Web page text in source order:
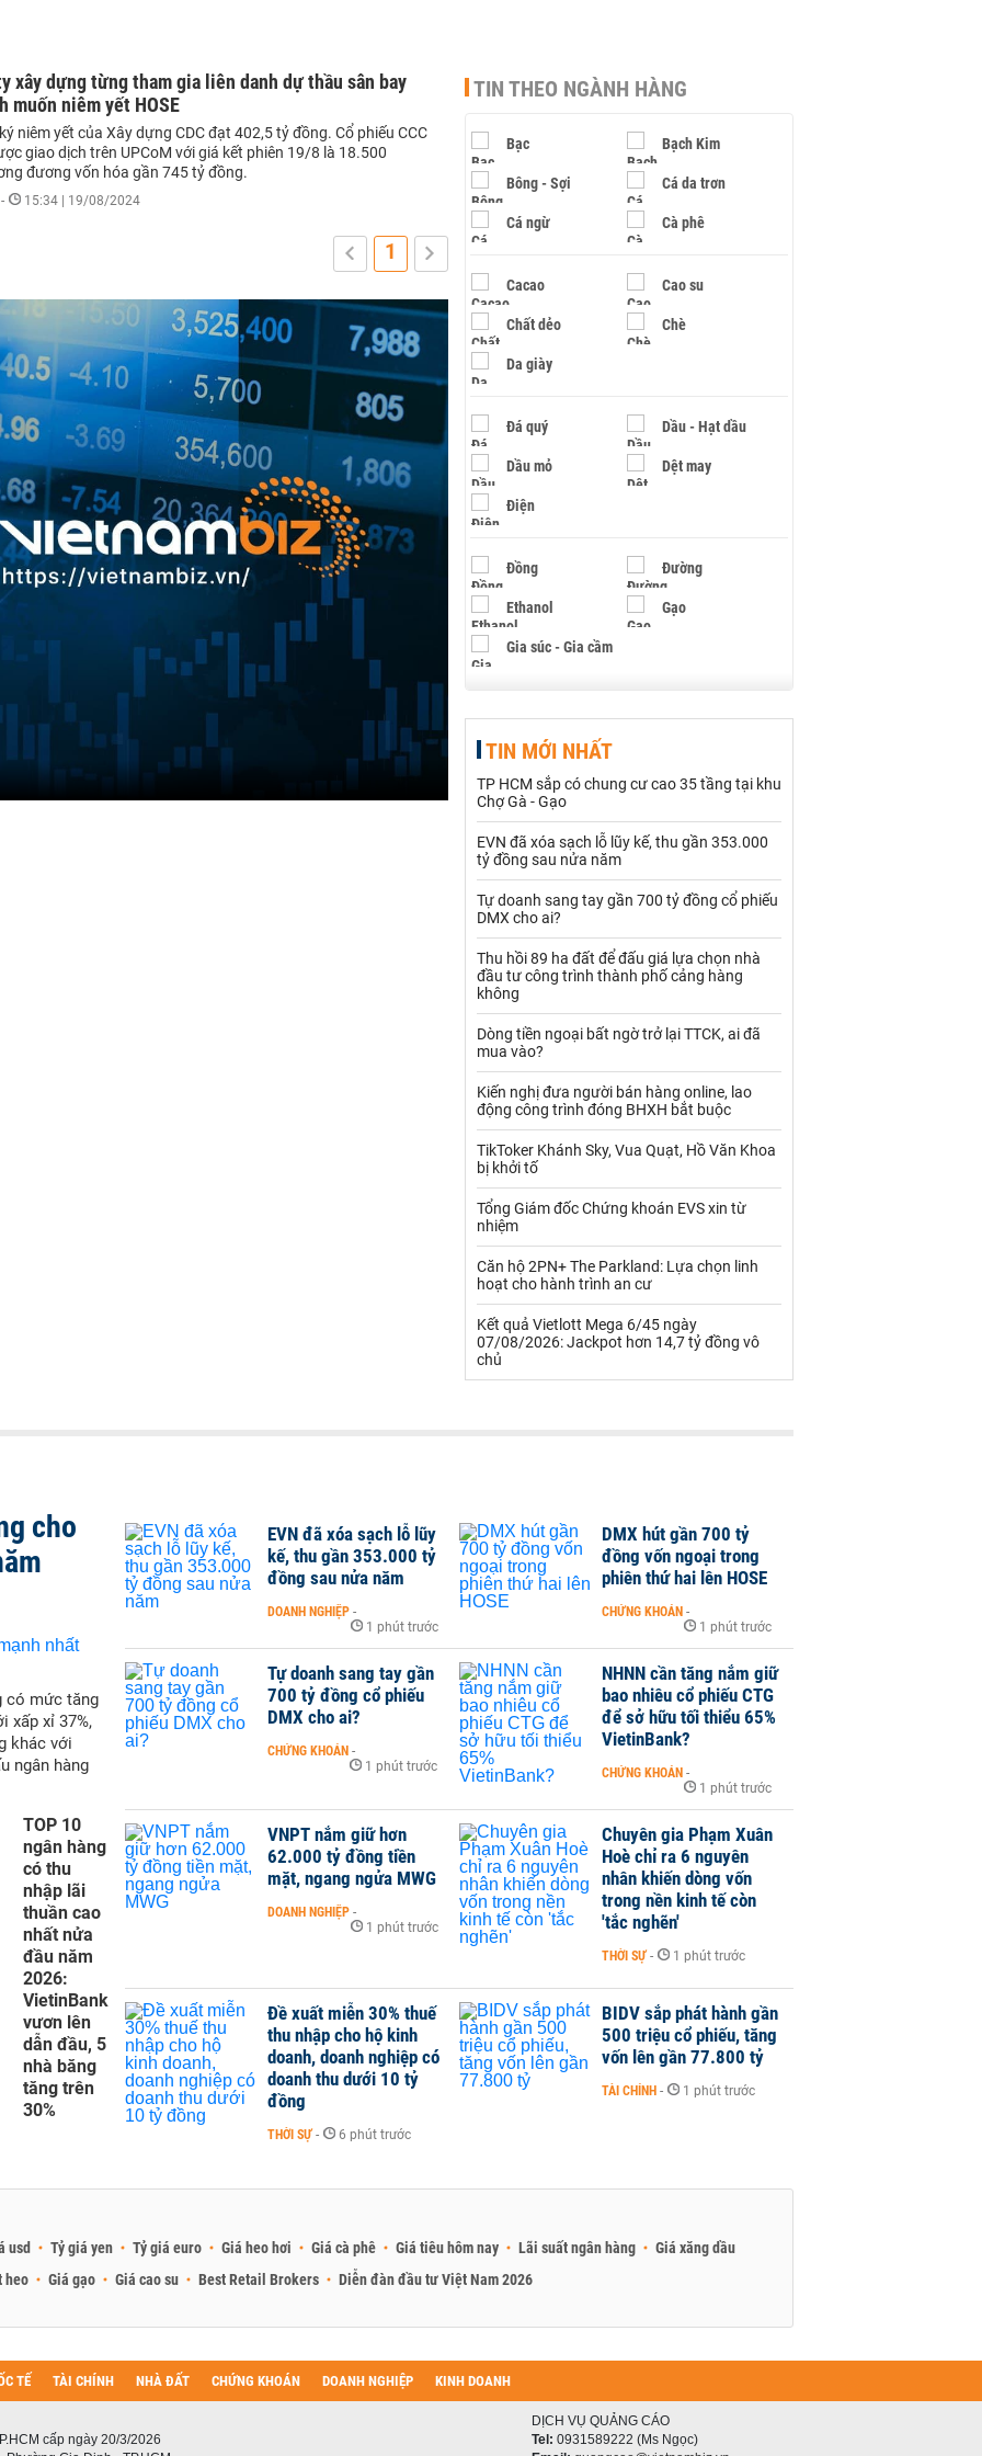
xây dựng từng tham gia liên danh dự thầu sân bay
muốn niêm yết HOSE
niêm yết của Xây dựng CDC đạt 402,5 tỷ đồng. Cổ phiếu CCC
giao dịch trên UPCoM với giá kết phiên 19/8 là 18.500
đương vốn hóa gần 745 tỷ đồng.
- 15:34 | 19/08/2024
1
TIN THEO NGÀNH HÀNG
Bạc Bạch Kim
Bông - Sợi Cá da trơn
Cá ngừ Cà phê
Cacao Cao su
Chất dẻo Chè
Da giày
Đá quý Dầu - Hạt dầu
Dầu mỏ Dệt may
Điện
Đồng Đường
Ethanol Gạo
Gia súc - Gia cầm
Hạt điều
Khí đốt
Kim loại khác Mắc ca
Muối Ngũ cốc
Palladium
Rau - Củ -Quả Sắt thép
Sữa
Than Thức ăn chăn nuôi
Thủy hải sản khác
Vàng
VLXD khác Xăng dầu
Xi măng - Clynker
TIN MỚI NHẤT
TP HCM sắp có chung cư cao 35 tầng tại khu
Chợ Gà - Gạo
EVN đã xóa sạch lỗ lũy kế, thu gần 353.000
tỷ đồng sau nửa năm
Tự doanh sang tay gần 700 tỷ đồng cổ phiếu
DMX cho ai?
Thu hồi 89 ha đất để đấu giá lựa chọn nhà
đầu tư công trình thành phố cảng hàng
không
Dòng tiền ngoại bất ngờ trở lại TTCK, ai đã
mua vào?
Kiến nghị đưa người bán hàng online, lao
động công trình đóng BHXH bắt buộc
TikToker Khánh Sky, Vua Quạt, Hồ Văn Khoa
bị khởi tố
Tổng Giám đốc Chứng khoán EVS xin từ
nhiệm
Căn hộ 2PN+ The Parkland: Lựa chọn linh
hoạt cho hành trình an cư
Kết quả Vietlott Mega 6/45 ngày
07/08/2026: Jackpot hơn 14,7 tỷ đồng vô
chủ
cho
có mức tăng
xấp xỉ 37%,
khác với
ngân hàng
TOP 10
ngân hàng
có thu
nhập lãi
thuần cao
nhất nửa
đầu năm
2026:
VietinBank
vươn lên
dẫn đầu, 5
nhà băng
tăng trên
30%
EVN đã xóa sạch lỗ lũy
kế, thu gần 353.000 tỷ
đồng sau nửa năm
DOANH NGHIỆP -
1 phút trước
DMX hút gần 700 tỷ
đồng vốn ngoại trong
phiên thứ hai lên HOSE
CHỨNG KHOÁN -
1 phút trước
Tự doanh sang tay gần
700 tỷ đồng cổ phiếu
DMX cho ai?
CHỨNG KHOÁN -
1 phút trước
NHNN cần tăng nắm giữ
bao nhiêu cổ phiếu CTG
để sở hữu tối thiểu 65%
VietinBank?
CHỨNG KHOÁN -
1 phút trước
VNPT nắm giữ hơn
62.000 tỷ đồng tiền
mặt, ngang ngửa MWG
DOANH NGHIỆP -
1 phút trước
Chuyên gia Phạm Xuân
Hoè chỉ ra 6 nguyên
nhân khiến dòng vốn
trong nền kinh tế còn
'tắc nghẽn'
THỜI SỰ - 1 phút trước
Đề xuất miễn 30% thuế
thu nhập cho hộ kinh
doanh, doanh nghiệp có
doanh thu dưới 10 tỷ
đồng
THỜI SỰ - 6 phút trước
BIDV sắp phát hành gần
500 triệu cổ phiếu, tăng
vốn lên gần 77.800 tỷ
TÀI CHÍNH - 1 phút trước
usd Tỷ giá yen Tỷ giá euro Giá heo hơi Giá cà phê Giá tiêu hôm nay Lãi suất ngân hàng
Giá xăng dầu
heo
Giá gạo Giá cao su Best Retail Brokers Diễn đàn đầu tư Việt Nam 2026
TẾ TÀI CHÍNH NHÀ ĐẤT CHỨNG KHOÁN DOANH NGHIỆP KINH DOANH
cấp ngày 20/3/2026
DỊCH VỤ QUẢNG CÁO
Tel: 0931589222 (Ms Ngọc)